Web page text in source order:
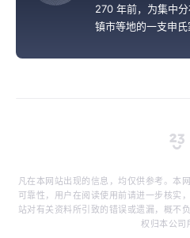
270 年前，为集中
镇市等地的一支申氏
凡在本网站出现的信息，均仅供参考。本
可靠性，用户在阅读使用前请进一步核实
站对有关资料所引致的错误或遗漏，概不
权归本公司